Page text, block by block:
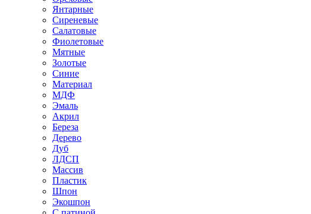
Янтарные
Сиреневые
Салатовые
Фиолетовые
Мятные
Золотые
Синие
Материал
МДФ
Эмаль
Акрил
Береза
Дерево
Дуб
ЛДСП
Массив
Пластик
Шпон
Экошпон